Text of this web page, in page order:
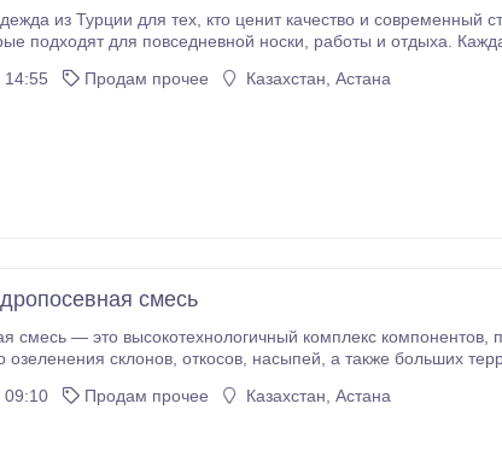
качество и современный стиль. Мы предлагаем продуманные и удобные
на комфорт при любой активности • Современные расцветки и модели,
14:55 Продам прочее Казахстан, Астана
смесь
это высокотехнологичный комплекс компонентов, предназначенный для быстрого, эффективного и
равномерного озеленения склонов,
09:10
Продам прочее Казахстан, Астана